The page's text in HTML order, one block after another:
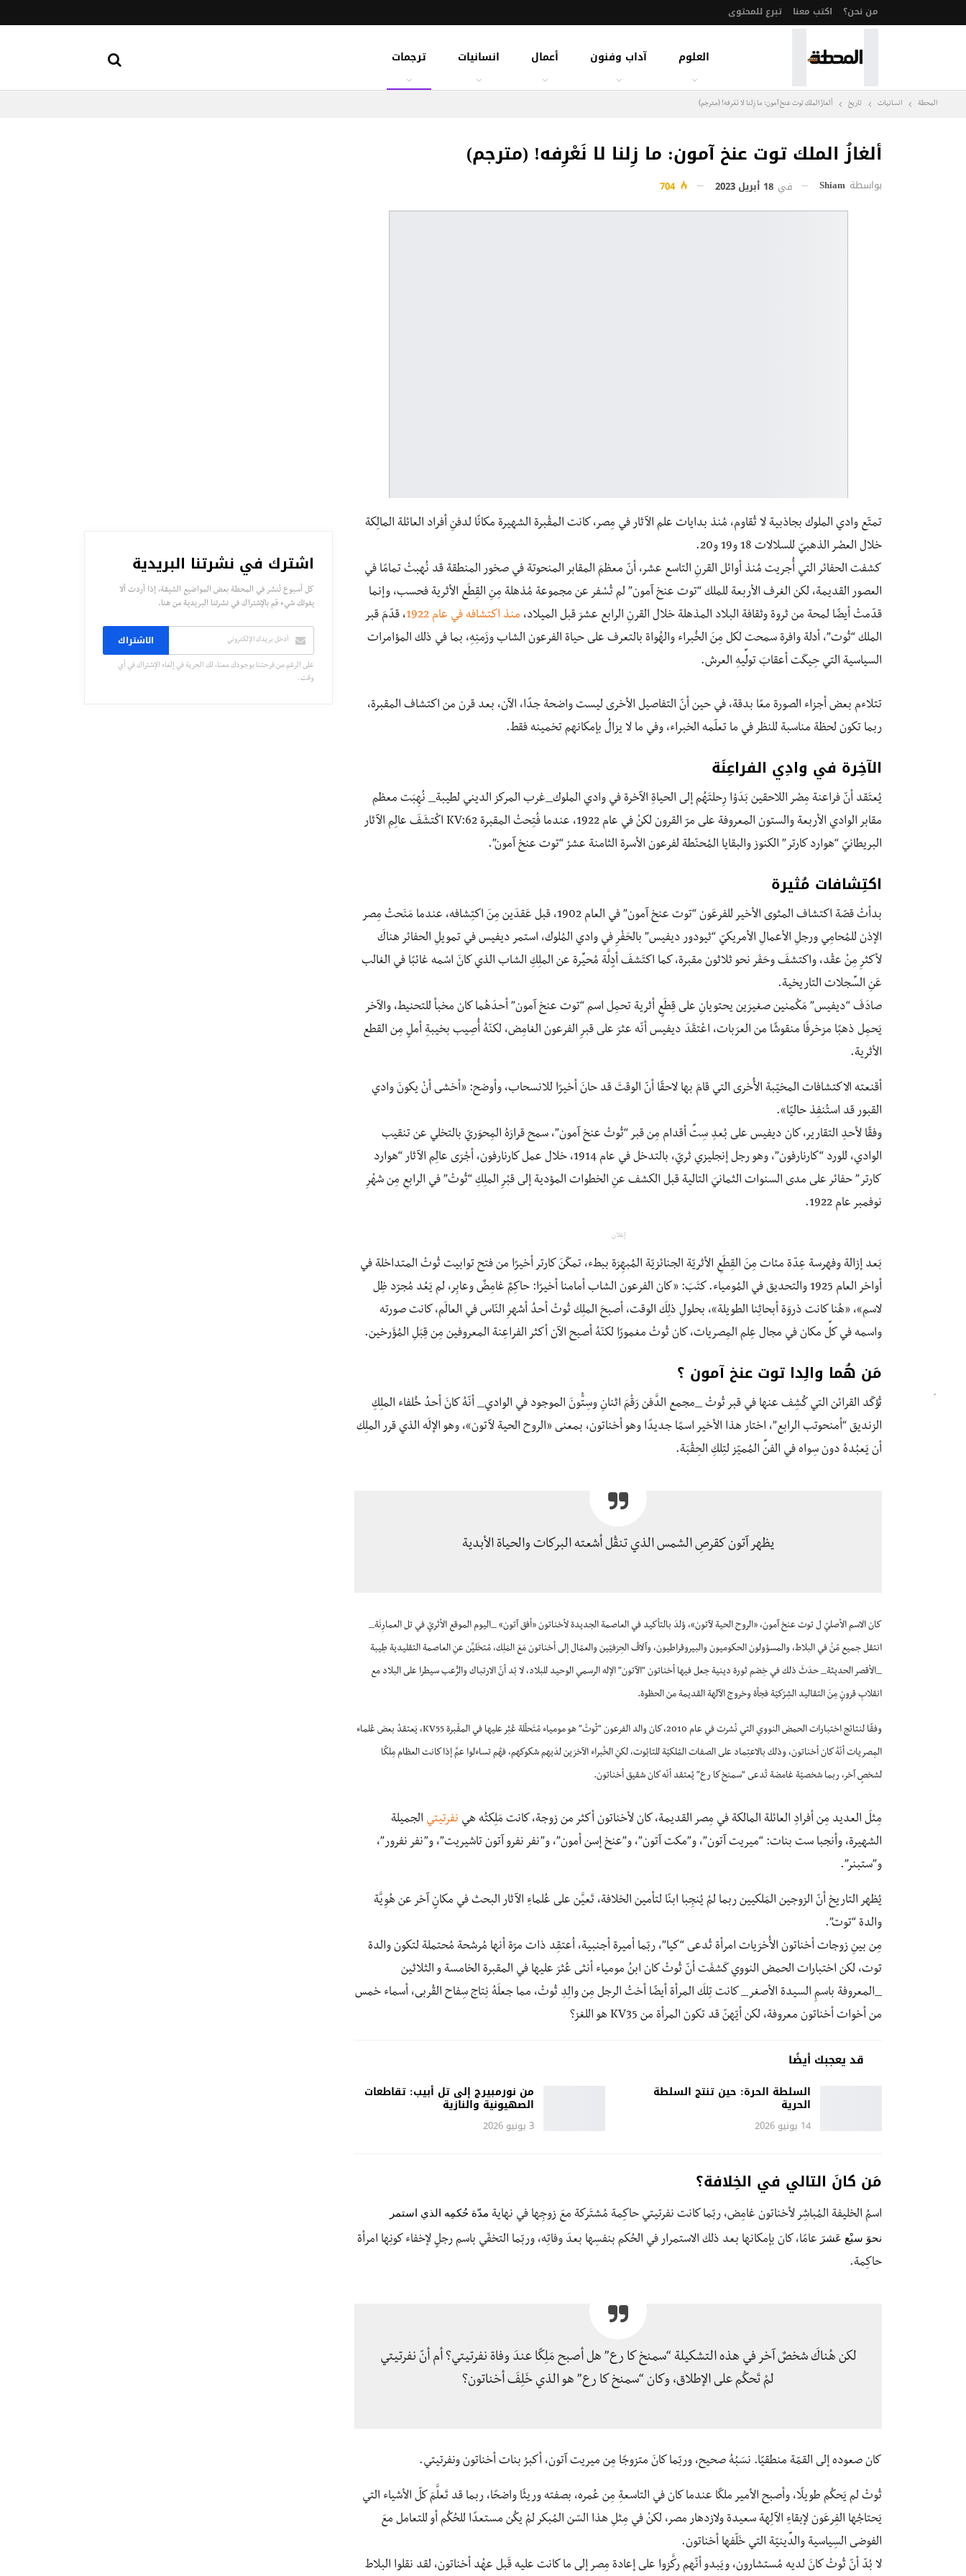
من نحن؟ اكتب معنا تبرع للمحتوى
العلوم آداب وفنون أعمال انسانيات ترجمات
المحطة انسانيات تاريخ ألغازُ الملك توت عنخ آمون: ما زِلنا لا نَعْرِفه! (مترجم)
ألغازُ الملك توت عنخ آمون: ما زِلنا لا نَعْرِفه! (مترجم)
بواسطة Shiam في 18 أبريل 2023 704
تمتّع وادي الملوك بجاذبية لا تُقاوم، مُنذ بدايات علم الآثار في مِصر، كانت المقْبرة الشهيرة مكانًا لدفنِ أفراد العائلة المالِكة
خلال العصْر الذهبيّ للسلالات 18 و19 و20.
كشفت الحفائر التي أُجريت مُنذ أوائل القرنِ التاسع عشر، أنّ معظمَ المقابر المنحوتة في صخور المنطقة قد نُهبتْ تمامًا في
العصور القديمة، لكن الغرف الأربعة للملك “توت عنخ آمون” لم تُسْفر عن مجموعة مُذهلة مِنِ القِطَع الأثرية فحسب، وإنما
قدّمتْ أيضًا لمحة من ثروة وثقافة البلاد المذهلة خلال القرنِ الرابع عشرَ قبل الميلاد، منذ اكتشافه في عام 1922
، قدّمَ قبر
الملك “تُوت”، أدلة وافرة سمحت لكل مِنَ الخُبراء والهُواة بالتعرف على حياة الفرعون الشاب وزَمنِهِ، بما في ذلك المؤامرات
السياسية التي حِيكَت أعقابَ تولِّيهِ العرش.
تتلاءم بعض أجزاء الصورة معًا بدقة، في حين أنّ التفاصيل الأخرى ليست واضحة جدًا، الآن، بعد قرن من اكتشاف المقبرة،
ربما تكون لحظة مناسبة للنظر في ما تعلّمه الخبراء، وفي ما لا يزالُ بإمكانهم تخمينه فقط.
الآخِرة في وادِي الفراعِنَة
يُعتَقد أنّ فراعنة مِصْر اللاحقين بَدَوْا رِحلتَهُم إلى الحياةِ الآخرة في وادي الملوك_غرب المركز الديني لطيبة_ نُهِبَت معظم
مقابر الوادي الأربعة والستون المعروفة على مرّ القرون لكنْ في عام 1922، عندما فُتِحتْ المقبرة KV:62 اكْتشَفَ عالِم الآثار
البريطانيّ “هوارد كارتر” الكنوز والبقايا المُحنّطة لفرعون الأسرة الثامنة عشرْ “توت عنخ آمون”.
اكتِشافات مُثيرة
بدأتْ قصّة اكتشاف المثوى الأخير للفرعَون “توت عنخ آمون” في العام 1902، قبل عَقدَين مِنَ اكتِشافه، عندما مَنَحتْ مِصر
الإذن للمُحامِي ورجلِ الأعمالِ الأمريكيّ “ثيودور ديفيس” بالحَفْرِ في وادي المُلوك، استمر ديفيس في تمويلِ الحفائر هناكَ
لأكثرِ مِنْ عقْد، واكتشفَ وحَفَر نحو ثلاثون مقبرة، كما اكتَشفَ أدٍلَّة مُحيِّرة عن الملِكِ الشاب الذي كانَ اسْمه غائبًا في الغالب
عَنِ السِّجلات التاريخية.
صادَفَ “ديفيس” مَكْمنين صغيرَين يحتويانِ على قِطَعٍ أثرية تحمِل اسم “توت عنخ آمون” أحدَهُما كان مخبأ للتحنيط، والآخر
يَحمِل ذهبًا مزخرفًا منقوشًا من العرَبات، اعْتقَدَ ديفيس أنّه عثرَ على قبرِ الفرعون الغامِض، لكنّهُ أُصِيب بخيبةِ أملٍ مِن القطع
الأثرية.
أقنعته الاكتشافات المخيّبة الأُخرى التي قامَ بها لاحقًا أنّ الوقتَ قد حانَ أخيرًا للانسحاب، وأوضح: «أخشى أنْ يكونَ وادي
القبور قد استُنفِذ حاليًا».
وفقًا لأحدِ التقارير، كان ديفيس على بُعدِ سِتِّ أقدام مِن قبر “تُوتْ عنخ آمون”، سمح قرارَهُ المِحوَريّ بالتخلي عن تنقيب
الوادي، للورد “كارنارفون”، وهو رجل إنجليزي ثريّ، بالتدخل في عام 1914، خلال عمل كارنارفون، أجْرَى عالِم الآثار “هوارد
كارتر” حفائر على مدى السنوات الثمانيَ التالية قبل الكشف عنِ الخطوات المؤدية إلى قبْرِ الملِكِ “تُوتْ” في الرابعِ مِن شهْرِ
نوفمبر عام 1922.
إعلان
بَعد إزالة وفهرسة عِدّة مئات مِنَ القِطَعِ الأثريّة الجنائزيّة المُبهِرَة ببطء، تمكّنَ كارتر أخيرًا من فتح توابيت تُوتْ المتداخلة في
أواخر العام 1925 والتحديق في المُومياء. كتَبَ: «كان الفرعون الشاب أمامنا أخيرًا: حاكِمٌ غامِضٌ وعابِر، لم يَعُد مُجرّد ظِل
لاسم»، «هُنا كانت ذروَة أبحاثِنا الطويلة»، بحلولِ ذلِكَ الوقت، أصبحَ الملِك تُوتْ أحدُ أشهرِ النّاس في العالَم، كانت صورته
واسمه في كلِّ مكان في مجال عِلم المِصريات، كان تُوتْ مغمورًا لكنّهُ أصبح الآن أكثر الفراعِنة المعروفين مِن قِبَلِ المُؤَرخين.
مَن هُما والِدا توت عنخ آمون ؟
تُؤكّد القرائن التي كُشِف عنها في قبر تُوتْ _مجمع الدَّفن رَقْمَ اثنانِ وسِتُّونَ الموجود في الوادي_ أنّهُ كانَ أحدُ خُلفاء الملِكِ
الزنديق “أمنحوتب الرابع”، اختار هذا الأخير اسمًا جديدًا وهو أخناتون، بمعنى «الروح الحية لآتون»، وهو الإلَه الذي قرر الملِك
أن يَعبُدهُ دون سِواه في الفنِّ المُميّز لتِلكِ الحِقْبَة.
يظهر آتون كقرصِ الشمس الذي تنقُل أشعته البركات والحياة الأبدية
كان الاسم الأصليّ ل توت عنخ آمون، «الروح الحية لآتون»، وُلِدَ بالتأكيد في العاصمة الجديدة لأخناتون «أفق آتون» _اليوم الموقع الأثريّ في تل العمارِنَة_
انتقل جميع مًنْ في البلاط، والمسؤولون الحكوميون والبيروقراطيون، وآلافُ الحِرَفيّين والعمّال إلى أخناتون مَعَ المَلِك، مُتخَليِّن عنِ العاصمة التقليدية طِيبة
_الأقصر الحديثة_ حدَثَ ذلك في خِضم ثورة دينية جعل فيها أخناتون “الآتون” الإله الرسمي الوحيد للبلاد، لا بُد أنّ الارتباك والرُّعب سيطرا على البلاد مع
انقلابِ قرونٍ مِنَ التقاليد الشِرْكيّة فجأة وخروج الآلهة القديمة من الحظوة.
وفقًا لنتائج اختبارات الحمض النووي التي نُشرت في عام 2010، كان والد الفرعون “تُوتْ” هو مومياء مُتَحلّلة عُثِر عليها في المقْبرة KV55، يَعتقدُ بعض عُلماء
المِصريات أنّهُ كان أخناتون، وذلك بالاعتِماد على الصفات المُلكيّة للتابُوت، لكنِ الخُبراء الآخرَين لدَيهم شكوكهم، فهُم تساءلوا عمَّ إذا كانت العظام مِلكًا
لشخصٍ آخر، ربما شخصيّة غامضة تُدعى “سمنخ كا رع” يُعتقد أنّه كان شقيق أخناتون.
مِثلَ العديد مِن أفرادِ العائلة المالكة في مِصر القديمة، كان لأخناتون أكثر من زوجة، كانت مَلِكتُه هي نفرتِيتي الجميلة
الشهيرة، وأنجبا ست بنات: “ميريت آتون”، و”مكت آتون”، و”عنخ إسن أمون”، و”نفر نفرو آتون تاشيريت”، و”نفر نفرور”،
و”ستبنر”.
يُظهر التاريخ أنّ الزوجين المَلكيين ربما لمْ يُنجِبا ابنًا لتأمين الخلافة، تَعيَّن على عُلماءِ الآثار البحث في مكانٍ آخر عن هُوِيَّة
والدة “توت”.
مِن بينِ زوجات أخناتون الأُخرَيات امرأة تُدعى “كيا”، ربّما أميرة أجنبية، اُعتقِد ذات مرّة أنها مُرشحة مُحتملة لتكون والدة
توت، لكن اختبارات الحمض النووي كَشفَت أنّ تُوتْ كان ابنُ مومياء أنثى عُثرَ عليها في المقبرة الخامسة و الثلاثين
_المعروفة باسمِ السيدة الأصغر_ كانت تِلكَ المرأة أيضًا أختُ الرجل مِن والِدِ تُوتْ، مما جعلَهُ نِتاج سِفاح القُربى، أسماء خمس
من أخوات أخناتون معروفة، لكن أيّهنّ قد تكون المرأة من KV35 هو اللغز؟
قد يعجبك أيضًا
السلطة الحرة: حين تنتج السلطة
الحرية
14 يونيو 2026
من نورمبيرج إلى تل أبيب: تقاطعات
الصهيونية والنازية
3 يونيو 2026
مَن كانَ التالي في الخِلافة؟
اسمُ الخليفة المُباشِر لأخناتون غامِض، ربّما كانت نفرتيتي حاكِمة مُشتَركة معَ زوجِها في نهاية مدّة حُكمِه الذي استمر
نحوَ سبْع عَشرَعامًا، كان بإمكانها بعد ذلك الاستمرار في الحُكم بنفسِها بعدَ وفاتِه، وربّما التخفّي باسم رجلٍ لإخفاء كونِها امرأة
حاكِمة.
لكن هُناكَ شخصٌ آخر في هذه التشكيلة “سمنخ كا رع” هل أصبح مَلِكًا عندَ وفاة نفرتيتي؟ أم أنّ نفرتيتي
لمْ تَحكُم على الإطلاق، وكان “سمنخ كا رع” هو الذي خَلِفَ أخناتون؟
كان صعوده إلى القمّة منطقيًا. نسَبُهُ صحيح، وربّما كانَ متزوجًا مِن ميريت آتون، أكبرُ بنات أخناتون ونفرتيتي.
تُوتْ لم يَحكُم طويلًا، وأصبح الأمير ملكًا عندما كان في التاسعةِ مِن عُمره، بصفته وريثًا واضحًا، ربما قد تَعلَّمَ كلّ الأشياء التي
يَحتاجُها الفِرعَون لإبقاءِ الآلِهة سعيدة ولازدهار مصر، لكنْ في مِثلِ هذا السّن المُبكر لمْ يكُن مستعدًا للحُكُم أو للتعامل معَ
الفوضى السِياسية والدِّينيّة التي خَلّفها أخناتون.
لا بُدّ أنّ تُوتْ كانَ لديه مُستشارون، ويَبدو أنّهم ركَّزوا على إعادة مِصر إلى ما كانت عليه قَبل عهْد أخناتون، لقد نقلوا البلاط
اشترك في نشرتنا البريدية
كل أسبوع تُنشر في المحطة بعض المواضيع الشيقة، إذا أردت ألا
يفوتك شيء قم بالإشتراك في نشرتنا البريدية من هنا.
الاشتراك
على الرغم من فرحتنا بوجودك معنا، لك الحرية في إلغاء الإشتراك في أي
وقت.